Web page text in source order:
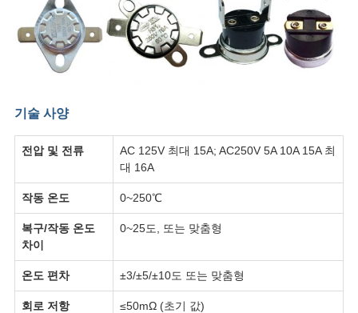
기술 사양
전압 및 전류
AC 125V 최대 15A; AC250V 5A 10A 15A 최
대 16A
작동 온도 0~250℃
복구/작동 온도
차이
0~25도, 또는 맞춤형
온도 편차 ±3/±5/±10도 또는 맞춤형
회로 저항 ≤50mΩ (초기 값)